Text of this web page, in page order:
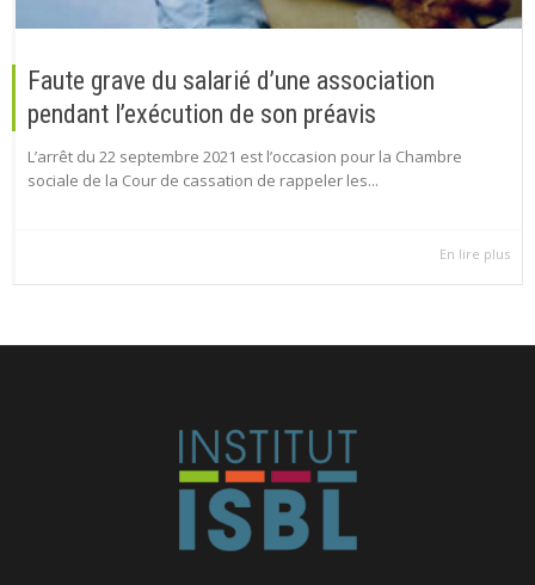
Faute grave du salarié d’une association
pendant l’exécution de son préavis
L’arrêt du 22 septembre 2021 est l’occasion pour la Chambre
sociale de la Cour de cassation de rappeler les...
En lire plus